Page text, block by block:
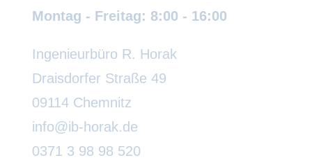
Montag - Freitag: 8:00 - 16:00
Ingenieurbüro R. Horak
Draisdorfer Straße 49
09114 Chemnitz
info@ib-horak.de
0371 3 98 98 520